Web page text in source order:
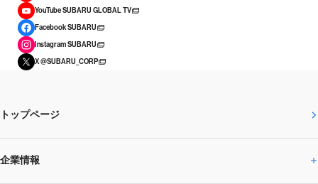
YouTube SUBARU GLOBAL TV
Facebook SUBARU
Instagram SUBARU
X @SUBARU_CORP
トップページ
企業情報